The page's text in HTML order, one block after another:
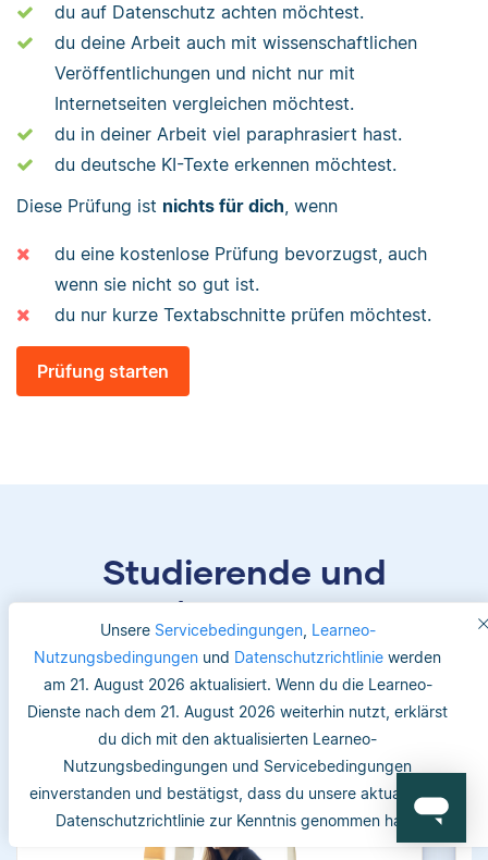
Unsere Servicebedingungen, Learneo-
Nutzungsbedingungen und Datenschutzrichtlinie werden
am 21. August 2026 aktualisiert. Wenn du die Learneo-
Dienste nach dem 21. August 2026 weiterhin nutzt, erklärst
du dich mit den aktualisierten Learneo-
Nutzungsbedingungen und Servicebedingungen
einverstanden und bestätigst, dass du unsere aktualisierte
Datenschutzrichtlinie zur Kenntnis genommen hast.
du auf Datenschutz achten möchtest.
du deine Arbeit auch mit wissenschaftlichen
Veröffentlichungen und nicht nur mit
Internetseiten vergleichen möchtest.
du in deiner Arbeit viel paraphrasiert hast.
du deutsche KI-Texte erkennen möchtest.
Diese Prüfung ist nichts für dich, wenn
du eine kostenlose Prüfung bevorzugst, auch
wenn sie nicht so gut ist.
du nur kurze Textabschnitte prüfen möchtest.
Prüfung starten
Studierende und
Betreuer/-innen vertrauen
uns